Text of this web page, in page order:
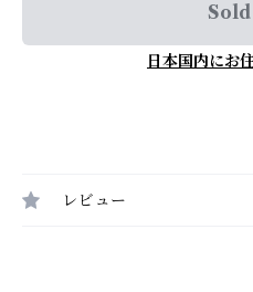
日本国内にお
レビュー